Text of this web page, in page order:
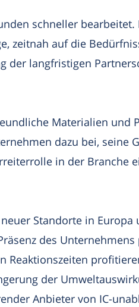
schneller
zeitnah auf die
der langfristigen
Materialien und
dazu bei, seine
in der Branche
Standorte in
des
Reaktionszeiten
der
Anbieter von IC-